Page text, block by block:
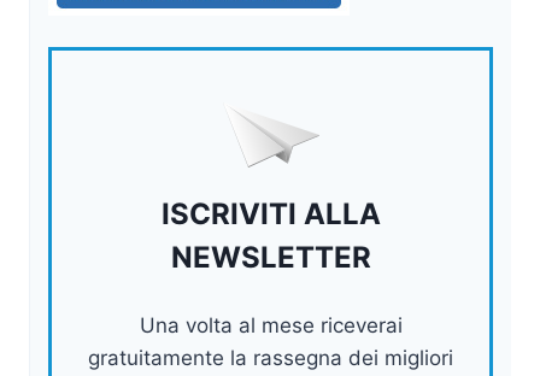
ISCRIVITI ALLA
NEWSLETTER
Una volta al mese riceverai
gratuitamente la rassegna dei migliori